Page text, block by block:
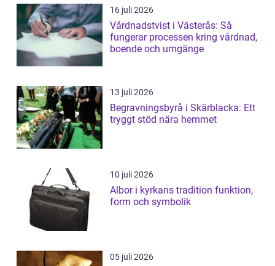
16 juli 2026
Vårdnadstvist i Västerås: Så
fungerar processen kring vårdnad,
boende och umgänge
13 juli 2026
Begravningsbyrå i Skärblacka: Ett
tryggt stöd nära hemmet
10 juli 2026
Albor i kyrkans tradition funktion,
form och symbolik
05 juli 2026